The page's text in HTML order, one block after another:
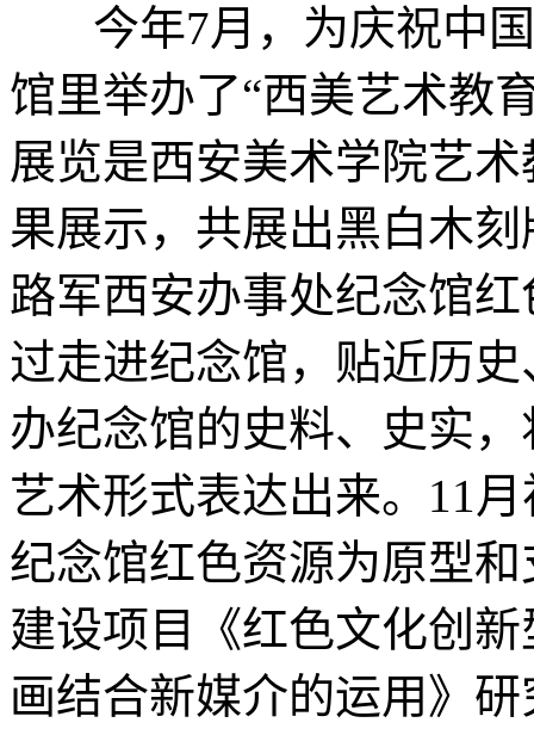
今年7月，为庆祝中
馆里举办了“西美艺术教
展览是西安美术学院艺
果展示，共展出黑白木
路军西安办事处纪念馆
过走进纪念馆，贴近历
办纪念馆的史料、史实
艺术形式表达出来。11
纪念馆红色资源为原型
建设项目《红色文化创
画结合新媒介的运用》